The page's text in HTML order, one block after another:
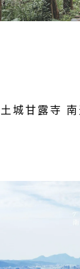
土城甘露寺